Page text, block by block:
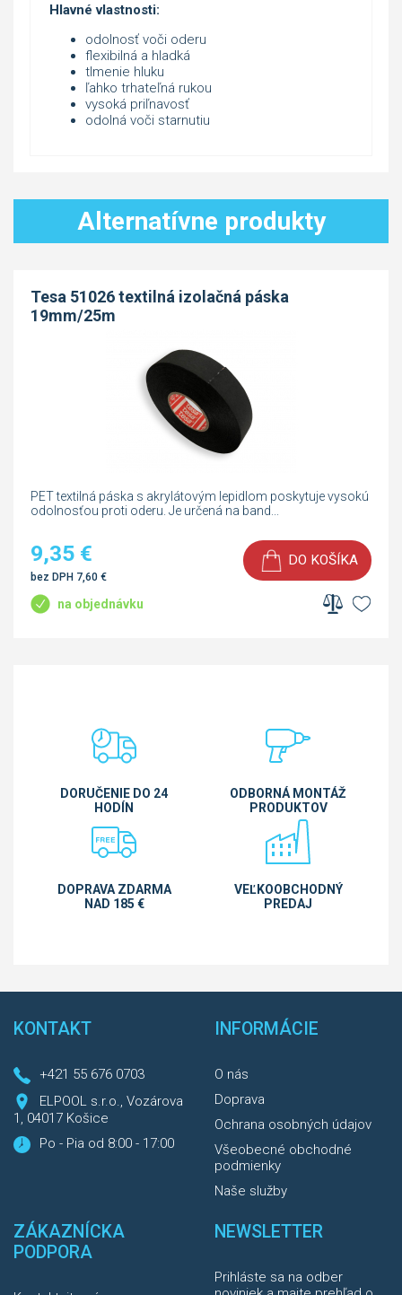
Hlavné vlastnosti:
odolnosť voči oderu
flexibilná a hladká
tlmenie hluku
ľahko trhateľná rukou
vysoká priľnavosť
odolná voči starnutiu
Alternatívne produkty
Tesa 51026 textilná izolačná páska
19mm/25m
PET textilná páska s akrylátovým lepidlom poskytuje vysokú
odolnosťou proti oderu. Je určená na band...
9,35 €
bez DPH 7,60 €
DO KOŠÍKA
na objednávku
DORUČENIE DO 24
HODÍN
ODBORNÁ MONTÁŽ
PRODUKTOV
DOPRAVA ZDARMA
NAD 185 €
VEĽKOOBCHODNÝ
PREDAJ
KONTAKT
+421 55 676 0703
ELPOOL s.r.o., Vozárova
1, 04017 Košice
Po - Pia od 8:00 - 17:00
INFORMÁCIE
O nás
Doprava
Ochrana osobných údajov
Všeobecné obchodné
podmienky
Naše služby
ZÁKAZNÍCKA
PODPORA
NEWSLETTER
Prihláste sa na odber